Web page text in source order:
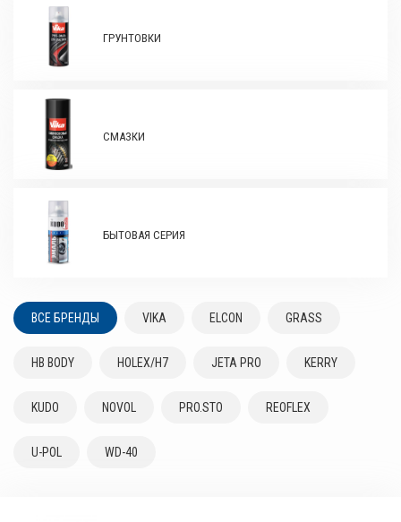
ГРУНТОВКИ
СМАЗКИ
БЫТОВАЯ СЕРИЯ
ВСЕ БРЕНДЫ VIKA ELCON GRASS
HB BODY HOLEX/H7 JETA PRO KERRY
KUDO NOVOL PRO.STO REOFLEX
U-POL WD-40